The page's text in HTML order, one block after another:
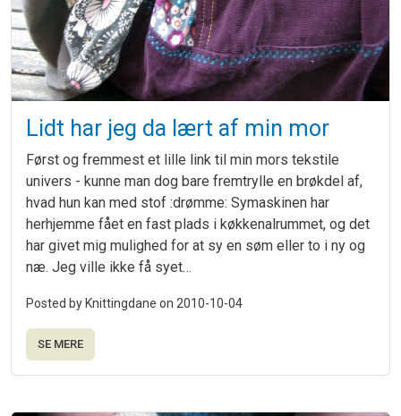
Lidt har jeg da lært af min mor
Først og fremmest et lille link til min mors tekstile
univers - kunne man dog bare fremtrylle en brøkdel af,
hvad hun kan med stof :drømme: Symaskinen har
herhjemme fået en fast plads i køkkenalrummet, og det
har givet mig mulighed for at sy en søm eller to i ny og
næ. Jeg ville ikke få syet…
Posted by Knittingdane on 2010-10-04
SE MERE